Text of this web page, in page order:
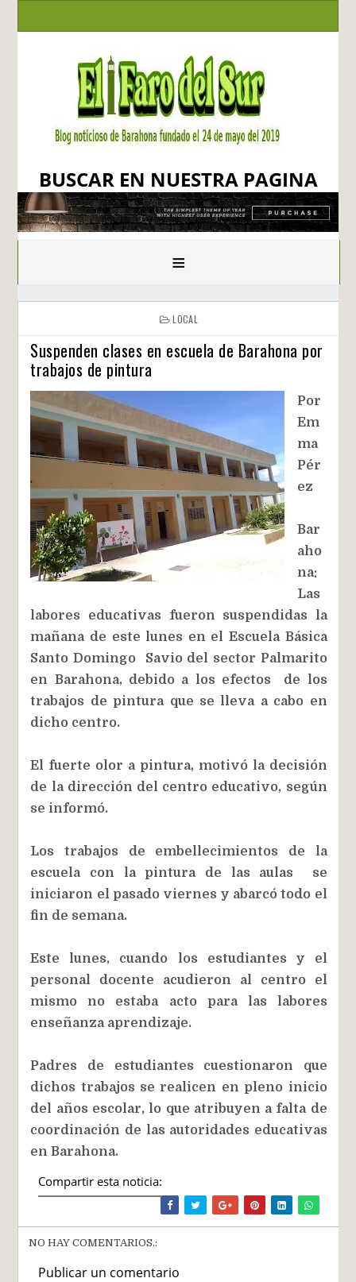
BUSCAR EN NUESTRA PAGINA
≡
LOCAL
Suspenden clases en escuela de Barahona por
trabajos de pintura
Por
Em
ma
Pér
ez
Bar
aho
na:
Las
labores educativas fueron suspendidas la
mañana de este lunes en el Escuela Básica
Santo Domingo Savio del sector Palmarito
en Barahona, debido a los efectos de los
trabajos de pintura que se lleva a cabo en
dicho centro.
El fuerte olor a pintura, motivó la decisión
de la dirección del centro educativo, según
se informó.
Los trabajos de embellecimientos de la
escuela con la pintura de las aulas se
iniciaron el pasado viernes y abarcó todo el
fin de semana.
Este lunes, cuando los estudiantes y el
personal docente acudieron al centro el
mismo no estaba acto para las labores
enseñanza aprendizaje.
Padres de estudiantes cuestionaron que
dichos trabajos se realicen en pleno inicio
del años escolar, lo que atribuyen a falta de
coordinación de las autoridades educativas
en Barahona.
Compartir esta noticia:
NO HAY COMENTARIOS.:
Publicar un comentario